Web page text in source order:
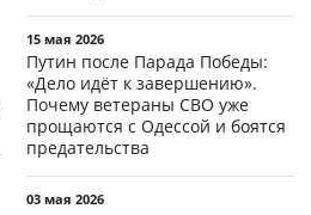
15 мая 2026
Путин после Парада Победы:
«Дело идёт к завершению».
Почему ветераны СВО уже
прощаются с Одессой и боятся
предательства
03 мая 2026